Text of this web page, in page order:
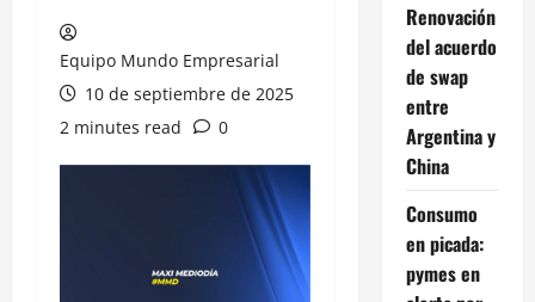
Equipo Mundo Empresarial
10 de septiembre de 2025
2 minutes read
0
Renovación
del acuerdo
de swap
entre
Argentina y
China
Consumo
en picada:
pymes en